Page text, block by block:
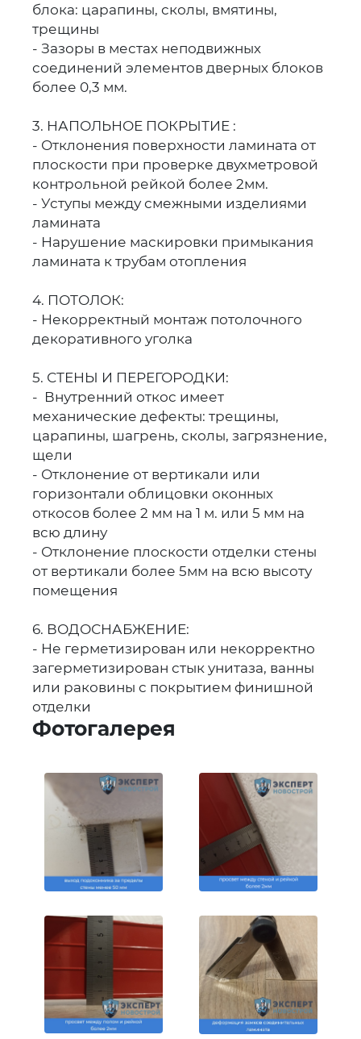
блока: царапины, сколы, вмятины,
трещины
- Зазоры в местах неподвижных
соединений элементов дверных блоков
более 0,3 мм.
3. НАПОЛЬНОЕ ПОКРЫТИЕ :
- Отклонения поверхности ламината от
плоскости при проверке двухметровой
контрольной рейкой более 2мм.
- Уступы между смежными изделиями
ламината
- Нарушение маскировки примыкания
ламината к трубам отопления
4. ПОТОЛОК:
- Некорректный монтаж потолочного
декоративного уголка
5. СТЕНЫ И ПЕРЕГОРОДКИ:
- Внутренний откос имеет
механические дефекты: трещины,
царапины, шагрень, сколы, загрязнение,
щели
- Отклонение от вертикали или
горизонтали облицовки оконных
откосов более 2 мм на 1 м. или 5 мм на
всю длину
- Отклонение плоскости отделки стены
от вертикали более 5мм на всю высоту
помещения
6. ВОДОСНАБЖЕНИЕ:
- Не герметизирован или некорректно
загерметизирован стык унитаза, ванны
или раковины с покрытием финишной
отделки
Фотогалерея